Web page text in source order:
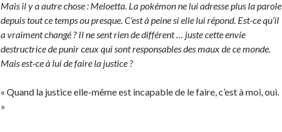
Mais il y a autre chose : Meloetta. La pokémon ne lui adresse plus la parole
depuis tout ce temps ou presque. C’est à peine si elle lui répond. Est-ce qu’il
a vraiment changé ? Il ne sent rien de différent … juste cette envie
destructrice de punir ceux qui sont responsables des maux de ce monde.
Mais est-ce à lui de faire la justice ?
« Quand la justice elle-même est incapable de le faire, c’est à moi, oui.
»